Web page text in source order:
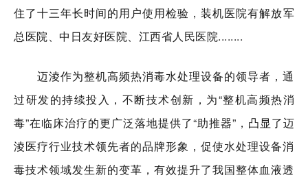
住了十三年长时间的用户使用检验，装机医院有解放军
总医院、 中日友好医院、 江西省人民医院........
迈淩作为整机高频热消毒水处理设备的领导者，通
过研发的持续投入，不断技术创新，为“整机高频热消
毒”在临床治疗的更广泛落地提供了“助推器”， 凸显了迈
淩医疗行业技术领先者的品牌形象，促使水处理设备消
毒技术领域发生新的变革，有效提升了我国整体血液透